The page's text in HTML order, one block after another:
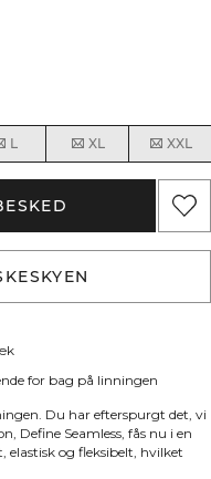
L XL XXL
for bag på linningen
Du har efterspurgt det, vi
Define Seamless, fås nu i en
elastisk og fleksibelt, hvilket